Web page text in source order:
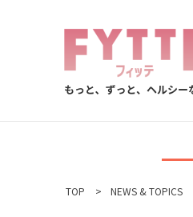
TOP NEWS & TOPICS